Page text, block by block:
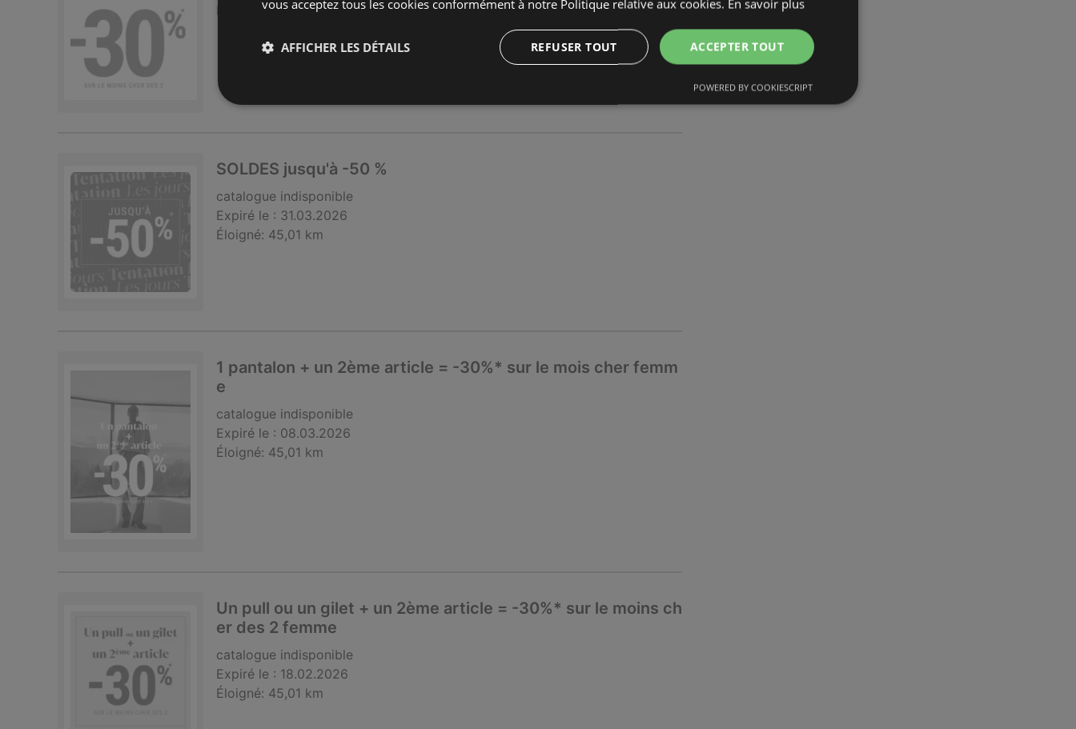
Éloigné: 45,01 km
SOLDES jusqu'à -50 %
catalogue indisponible
Expiré le : 31.03.2026
Éloigné: 45,01 km
1 pantalon + un 2ème article = -30%* sur le mois cher femm
e
catalogue indisponible
Expiré le : 08.03.2026
Éloigné: 45,01 km
Un pull ou un gilet + un 2ème article = -30%* sur le moins ch
er des 2 femme
catalogue indisponible
Expiré le : 18.02.2026
Éloigné: 45,01 km
vous acceptez tous les cookies conformément à notre Politique relative aux cookies. En savoir plus
ACCEPTER TOUT
REFUSER TOUT
AFFICHER LES DÉTAILS
POWERED BY COOKIESCRIPT